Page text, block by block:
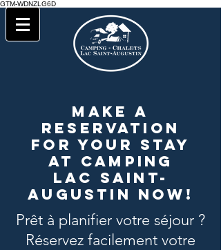
GTM-WDNZLG6D
Make a
reservation
for your stay
at Camping
Lac Saint-
Augustin now!
Prêt à planifier votre séjour ?
Réservez facilement votre